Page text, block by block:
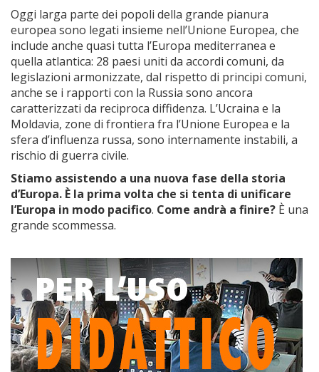
Oggi larga parte dei popoli della grande pianura
europea sono legati insieme nell’Unione Europea, che
include anche quasi tutta l’Europa mediterranea e
quella atlantica: 28 paesi uniti da accordi comuni, da
legislazioni armonizzate, dal rispetto di principi comuni,
anche se i rapporti con la Russia sono ancora
caratterizzati da reciproca diffidenza. L’Ucraina e la
Moldavia, zone di frontiera fra l’Unione Europea e la
sfera d’influenza russa, sono internamente instabili, a
rischio di guerra civile.
Stiamo assistendo a una nuova fase della storia
d’Europa. È la prima volta che si tenta di unificare
l’Europa in modo pacifico. Come andrà a finire? È una
grande scommessa.